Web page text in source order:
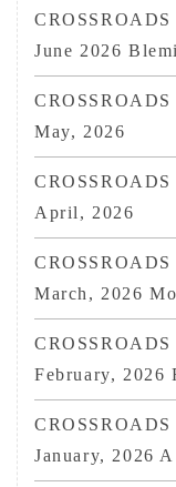
June 2026
May, 2026
April, 2026
March, 2026
February, 2026
January, 2026